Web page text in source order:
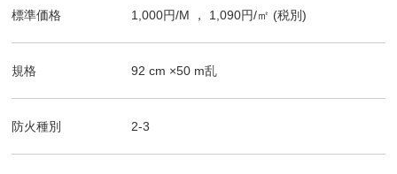
標準価格 1,000円/M ， 1,090円/㎡ (税別)
規格 92 cm ×50 m乱
防火種別 2-3